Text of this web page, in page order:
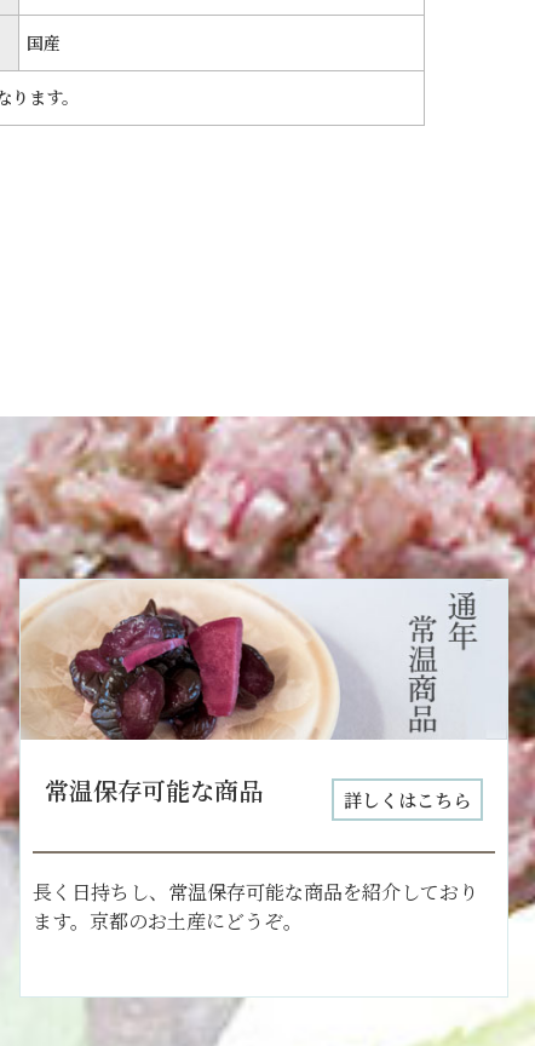
国産
ます。
常温保存可能な商品 詳しくはこちら
長く日持ちし、常温保存可能な商品を紹介しており
ます。京都のお土産にどうぞ。